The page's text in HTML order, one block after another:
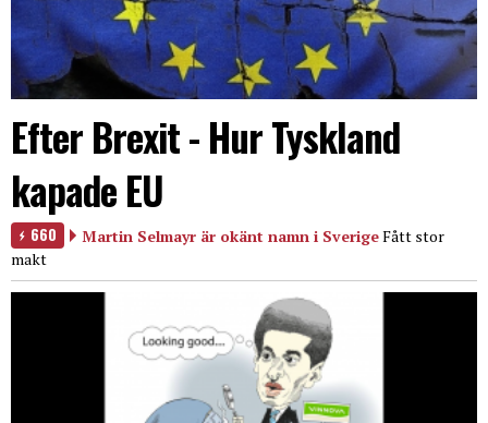
Efter Brexit - Hur Tyskland
kapade EU
660 Martin Selmayr är okänt namn i SverigeFått stor
makt